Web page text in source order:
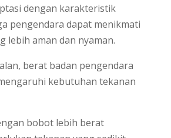
dengan karakteristik
pengendara dapat menikmati
lebih aman dan nyaman.
berat badan pengendara
kebutuhan tekanan
bobot lebih berat